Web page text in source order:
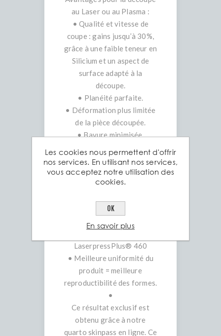
au Laser ou au Plasma :
• Qualité et vitesse de
coupe : gains jusqu’à 30%,
grâce à une faible teneur en
Silicium et un aspect de
surface adapté à la
découpe.
• Planéité parfaite.
• Déformation plus limitée
de la pièce découpée.
• Bavure minimisée.
Avantages pour le pliage,
l’emboutissage et le
poinçonnage automatique :
formage à froid excellent.
• Tolérances de planéité de
LaserpressPlus® 460
• Meilleure uniformité du
produit = meilleure
reproductibilité des formes.
•
Ce résultat exclusif est
obtenu grâce à notre
quarto skinpass en ligne. Ce
Les cookies nous permettent d'offrir
nos services. En utilisant nos services,
vous acceptez notre utilisation des
cookies.
OK
En savoir plus